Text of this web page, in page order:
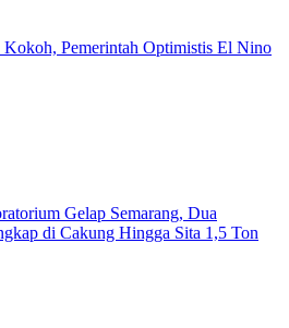
Pemerintah Optimistis El Nino
Gelap Semarang, Dua
di Cakung Hingga Sita 1,5 Ton